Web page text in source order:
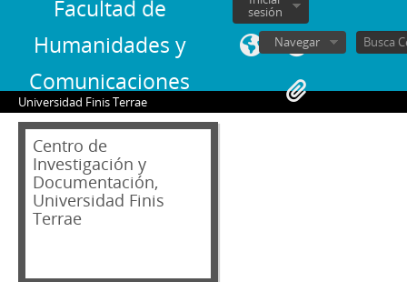
Facultad de
Humanidades y
Comunicaciones
sesión
Navegar
Universidad Finis Terrae
Centro de
Investigación y
Documentación,
Universidad Finis
Terrae
05 - Recortes de prensa